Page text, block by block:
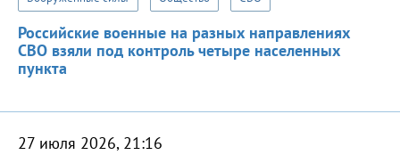
Российские военные на разных направлениях
СВО взяли под контроль четыре населенных
пункта
27 июля 2026, 21:16